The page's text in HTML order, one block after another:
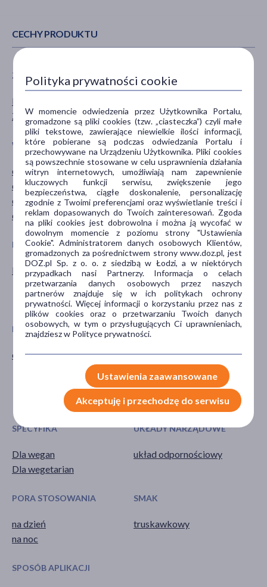
CECHY PRODUKTU
ZALECENIA ŻYWIENIOWE
Bez dodatku cukru
Z substancją słodzącą
PŁEĆ
Kobieta
WIEK
dla dzieci
dla młodzieży
dla dorosłych
dla seniorów
TYP PRODUKTU
Suplement diety
Środki spożywcze
POSTAĆ
lizaki
DZIAŁANIE/WŁAŚCIWOŚCI
odżywcze
wspomagające
wzmacniające
PROBLEM
obniżona odporność
GŁÓWNY SKŁADNIK
acerola
witamina C
SPECYFIKA
Dla wegan
Dla wegetarian
UKŁADY NARZĄDOWE
układ odpornościowy
PORA STOSOWANIA
na dzień
na noc
SMAK
truskawkowy
SPOSÓB APLIKACJI
Polityka prywatności cookie
W momencie odwiedzenia przez Użytkownika Portalu,
gromadzone są pliki cookies (tzw. „ciasteczka”) czyli małe
pliki tekstowe, zawierające niewielkie ilości informacji,
które pobierane są podczas odwiedzania Portalu i
przechowywane na Urządzeniu Użytkownika. Pliki cookies
są powszechnie stosowane w celu usprawnienia działania
witryn internetowych, umożliwiają nam zapewnienie
kluczowych funkcji serwisu, zwiększenie jego
bezpieczeństwa, ciągłe doskonalenie, personalizację
zgodnie z Twoimi preferencjami oraz wyświetlanie treści i
reklam dopasowanych do Twoich zainteresowań. Zgoda
na pliki cookies jest dobrowolna i można ją wycofać w
dowolnym momencie z poziomu strony "Ustawienia
Cookie". Administratorem danych osobowych Klientów,
gromadzonych za pośrednictwem strony www.doz.pl, jest
DOZ.pl Sp. z o. o. z siedzibą w Łodzi, a w niektórych
przypadkach nasi Partnerzy. Informacja o celach
przetwarzania danych osobowych przez naszych
partnerów znajduje się w ich politykach ochrony
prywatności. Więcej informacji o korzystaniu przez nas z
plików cookies oraz o przetwarzaniu Twoich danych
osobowych, w tym o przysługujących Ci uprawnieniach,
znajdziesz w Polityce prywatności.
Ustawienia zaawansowane
Akceptuję i przechodzę do serwisu